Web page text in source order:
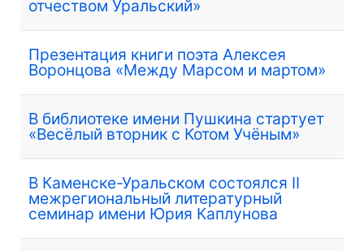
отчеством Уральский»
Презентация книги поэта Алексея
Воронцова «Между Марсом и мартом»
В библиотеке имени Пушкина стартует
«Весёлый вторник с Котом Учёным»
В Каменске-Уральском состоялся II
межрегиональный литературный
семинар имени Юрия Каплунова